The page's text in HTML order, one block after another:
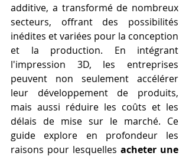
additive, a transformé de nombreux
secteurs, offrant des possibilités
inédites et variées pour la conception
et la production. En intégrant
l'impression 3D, les entreprises
peuvent non seulement accélérer
leur développement de produits,
mais aussi réduire les coûts et les
délais de mise sur le marché. Ce
guide explore en profondeur les
raisons pour lesquelles acheter une